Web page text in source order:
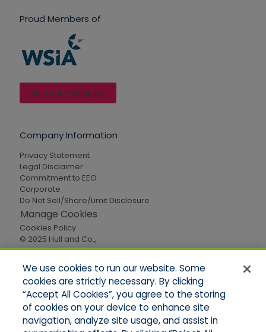
Proud Members of
Join our mailing list
Company Information
Privacy Statement
Legal Disclaimer
Commitment to EEO
Corporate
Do Not Sell/Share/Limit Disclosure
Manage Cookies
Cookies Policy
© 2025 Hull and Co.,
All Rights Reserved
Quick Links
Home
About Us
We use cookies to run our website. Some
cookies are strictly necessary. By clicking
“Accept All Cookies”, you agree to the storing
of cookies on your device to enhance site
navigation, analyze site usage, and assist in